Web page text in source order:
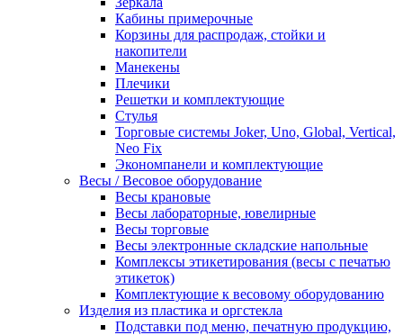
Кабины примерочные
Корзины для распродаж, стойки и
накопители
Манекены
Плечики
Решетки и комплектующие
Стулья
Торговые системы Joker, Uno, Global, Vertical,
Neo Fix
Экономпанели и комплектующие
Весы / Весовое оборудование
Весы крановые
Весы лабораторные, ювелирные
Весы торговые
Весы электронные складские напольные
Комплексы этикетирования (весы с печатью
этикеток)
Комплектующие к весовому оборудованию
Изделия из пластика и оргстекла
Подставки под меню, печатную продукцию,